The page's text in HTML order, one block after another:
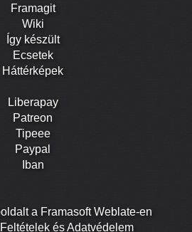
Framagit
Wiki
Így készült
Ecsetek
Háttérképek
Liberapay
Patreon
Tipeee
Paypal
Iban
a Framasoft Weblate-en
és Adatvédelem